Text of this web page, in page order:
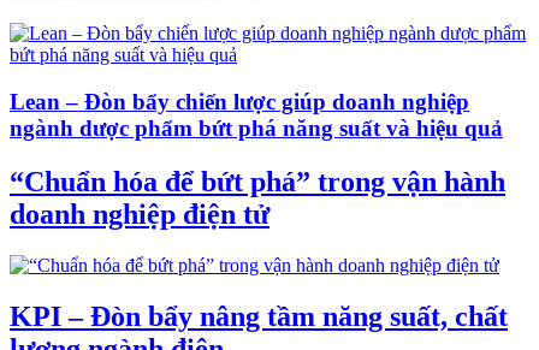
Lean – Đòn bẩy chiến lược giúp doanh nghiệp
ngành dược phẩm bứt phá năng suất và hiệu quả
“Chuẩn hóa để bứt phá” trong vận hành
doanh nghiệp điện tử
KPI – Đòn bẩy nâng tầm năng suất, chất